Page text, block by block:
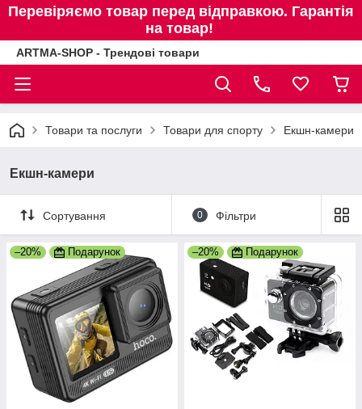
Перевіряємо товар перед відправкою. Гарантія
на товар!
ARTMA-SHOP - Трендові товари
Товари та послуги Товари для спорту Екшн-камери
Екшн-камери
Сортування 0 Фільтри
–20% Подарунок –20% Подарунок